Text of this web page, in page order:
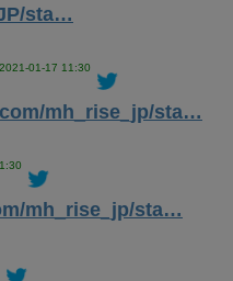
sta…
2021-01-17 11:30
mh_rise_jp/sta…
mh_rise_jp/sta…